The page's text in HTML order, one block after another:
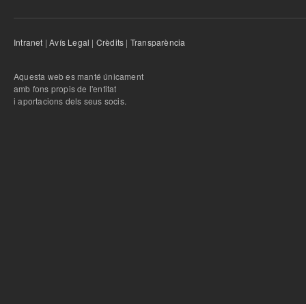
Intranet |Avís Legal | Crèdits | Transparència
Aquesta web es manté únicament
amb fons propis de l'entitat
i aportacions dels seus socis.